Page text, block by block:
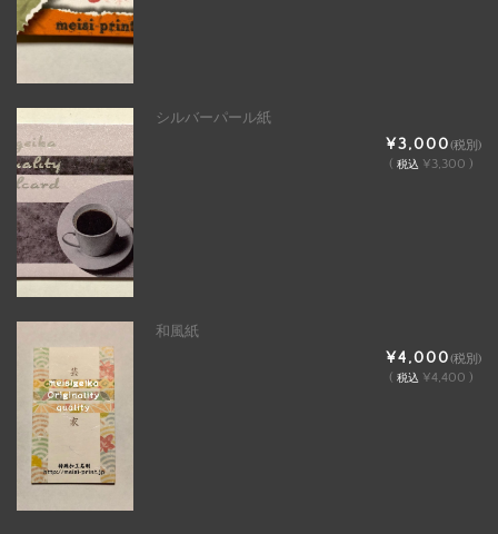
シルバーパール紙
¥3,000(税別)
( 税込 ¥3,300 )
和風紙
¥4,000(税別)
( 税込 ¥4,400 )